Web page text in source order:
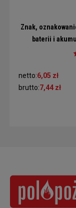
Znak,
baterii i
netto:6,05 zł
brutto:7,44 zł